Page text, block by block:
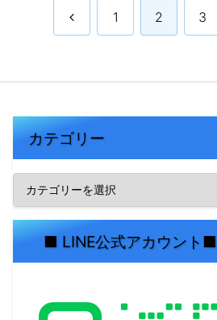
前 1 2 3
カテゴリー
■ LINE公式アカウント■